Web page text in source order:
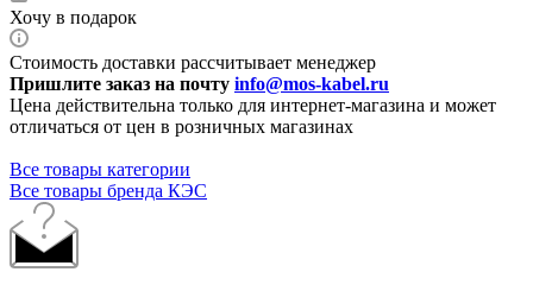
Хочу в подарок
Стоимость доставки рассчитывает менеджер
Пришлите заказ на почту info@mos-kabel.ru
Цена действительна только для интернет-магазина и может
отличаться от цен в розничных магазинах
Все товары категории
Все товары бренда КЭС